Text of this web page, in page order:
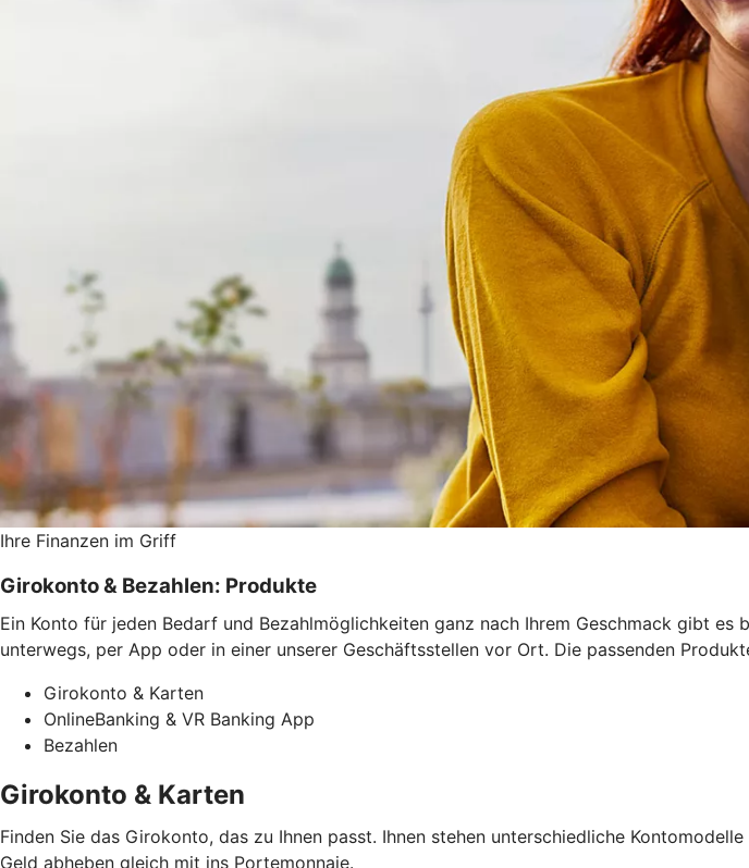
Ihre Finanzen im Griff
Girokonto & Bezahlen: Produkte
Ein Konto für jeden Bedarf und Bezahlmöglichkeiten ganz nach Ihrem Geschmack gibt
unterwegs, per App oder in einer unserer Geschäftsstellen vor Ort. Die passenden
Girokonto & Karten
OnlineBanking & VR Banking App
Bezahlen
Girokonto & Karten
Finden Sie das Girokonto, das zu Ihnen passt. Ihnen stehen unterschiedliche
Geld abheben gleich mit ins Portemonnaie.